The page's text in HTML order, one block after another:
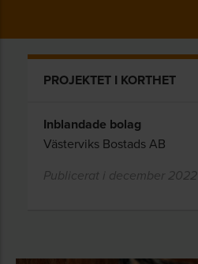
PROJEKTET I KORTHET
Inblandade bolag
Västerviks Bostads AB
Publicerat i december 2022